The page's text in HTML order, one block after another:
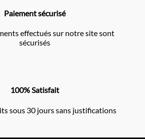
Paiement sécurisé
effectués sur notre site sont
sécurisés
100% Satisfait
sous 30 jours sans justifications